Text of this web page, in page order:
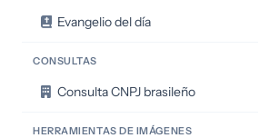
Evangelio del día
CONSULTAS
Consulta CNPJ brasileño
HERRAMIENTAS DE IMÁGENES